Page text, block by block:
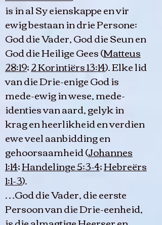
is in al Sy eienskappe en vir
ewig bestaan in drie Persone:
God die Vader, God die Seun en
God die Heilige Gees (Matteus
28:19;2 Korintiërs 13:14). Elke lid
van die Drie-enige God is
mede-ewig in wese, mede-
identies van aard, gelyk in
krag en heerlikheid en verdien
ewe veel aanbidding en
gehoorsaamheid (Johannes
1:14;Handelinge 5:3-4;Hebreërs
1:1-3).
…God die Vader, die eerste
Persoon van die Drie-eenheid,